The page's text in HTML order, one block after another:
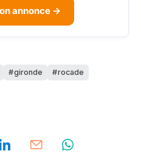
annonce →
gironde
rocade